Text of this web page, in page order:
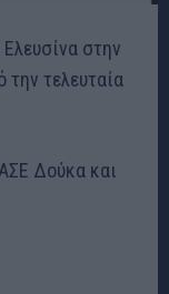
στην
τελευταία
Δούκα και